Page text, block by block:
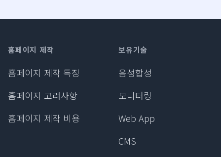
홈페이지 제작
홈페이지 제작 특징
홈페이지 고려사항
홈페이지 제작 비용
보유기술
음성합성
모니터링
Web App
CMS